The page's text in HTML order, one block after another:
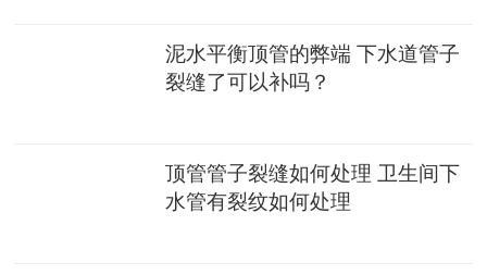
泥水平衡顶管的弊端 下水道管子
裂缝了可以补吗？
顶管管子裂缝如何处理 卫生间下
水管有裂纹如何处理